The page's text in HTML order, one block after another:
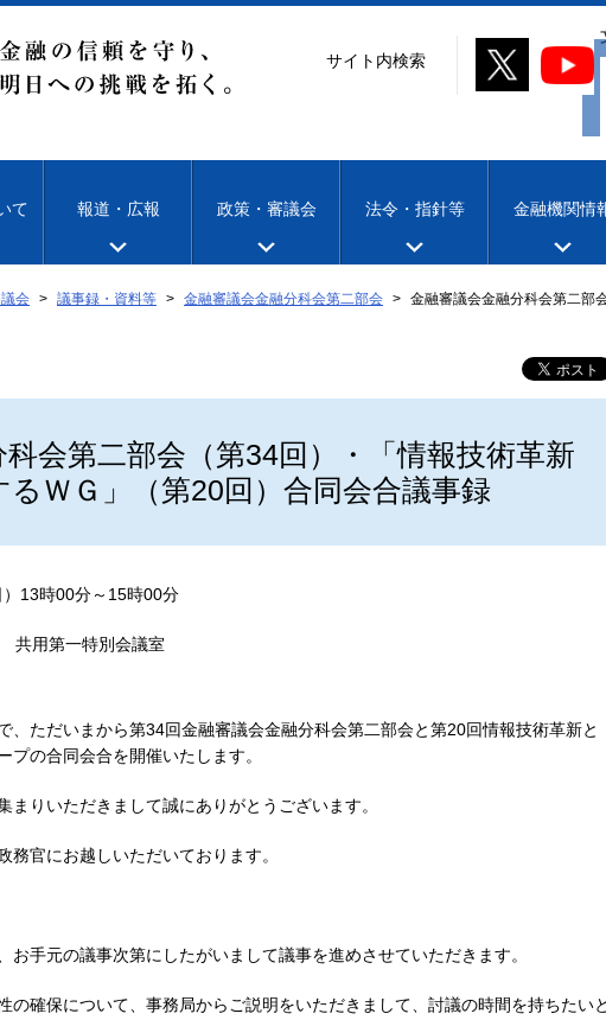
サイト内検索
て 報道・広報 政策・審議会 法令・指針等 金融機関情
会 議事録・資料等 金融審議会金融分科会第二部会
金融審議会金融分科会第二部
会第二部会（第34回）・「情報技術革新
るＷＧ」（第20回）合同会合議事録
13時00分～15時00分
共用第一特別会議室
、ただいまから第34回金融審議会金融分科会第二部会と第20回情報技術革新と
の合同会合を開催いたします。
まりいただきまして誠にありがとうございます。
務官にお越しいただいております。
お手元の議事次第にしたがいまして議事を進めさせていただきます。
の確保について、事務局からご説明をいただきまして、討議の時間を持ちたいと